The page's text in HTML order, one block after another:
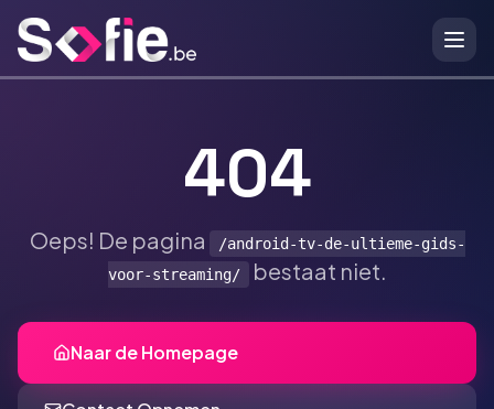
404
Oeps! De pagina
/android-tv-de-ultieme-gids-
voor-streaming/ bestaat niet.
Naar de Homepage